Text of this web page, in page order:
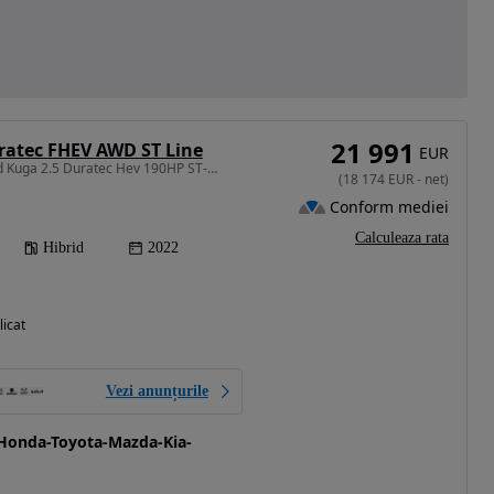
FHEV AWD ST Line
2488 cm3 • 190 CP • Ford Kuga 2.5 Duratec Hev 190HP ST-LINE Cvt 4WD
Hibrid 2022
Vezi anunțurile
Toyota-Mazda-Kia-
21 991 EUR
(18 174 EUR- net)
Conform mediei
Calculeaza rata